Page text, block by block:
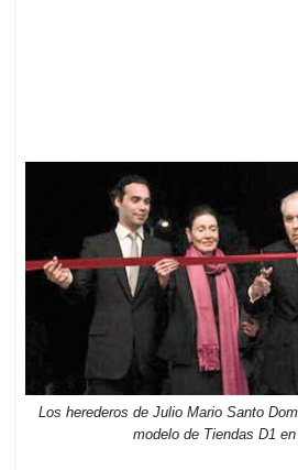
Los herederos de Julio Mario Santo
modelo de Tiendas D1